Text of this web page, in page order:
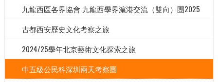
九龍西區各界協會 九龍西學界滬港交流（雙向）團2025
古都西安歷史文化考察之旅
2024/25學年北京藝術文化探索之旅
中五級公民科深圳兩天考察團